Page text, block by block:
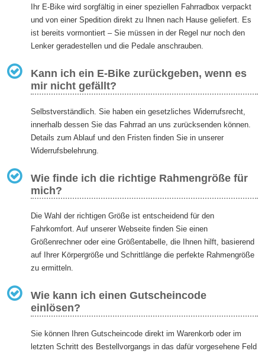
Ihr E-Bike wird sorgfältig in einer speziellen Fahrradbox verpackt
und von einer Spedition direkt zu Ihnen nach Hause geliefert. Es
ist bereits vormontiert – Sie müssen in der Regel nur noch den
Lenker geradestellen und die Pedale anschrauben.
Kann ich ein E-Bike zurückgeben, wenn es
mir nicht gefällt?
Selbstverständlich. Sie haben ein gesetzliches Widerrufsrecht,
innerhalb dessen Sie das Fahrrad an uns zurücksenden können.
Details zum Ablauf und den Fristen finden Sie in unserer
Widerrufsbelehrung.
Wie finde ich die richtige Rahmengröße für
mich?
Die Wahl der richtigen Größe ist entscheidend für den
Fahrkomfort. Auf unserer Webseite finden Sie einen
Größenrechner oder eine Größentabelle, die Ihnen hilft, basierend
auf Ihrer Körpergröße und Schrittlänge die perfekte Rahmengröße
zu ermitteln.
Wie kann ich einen Gutscheincode
einlösen?
Sie können Ihren Gutscheincode direkt im Warenkorb oder im
letzten Schritt des Bestellvorgangs in das dafür vorgesehene Feld